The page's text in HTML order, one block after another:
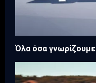
Όλα όσα